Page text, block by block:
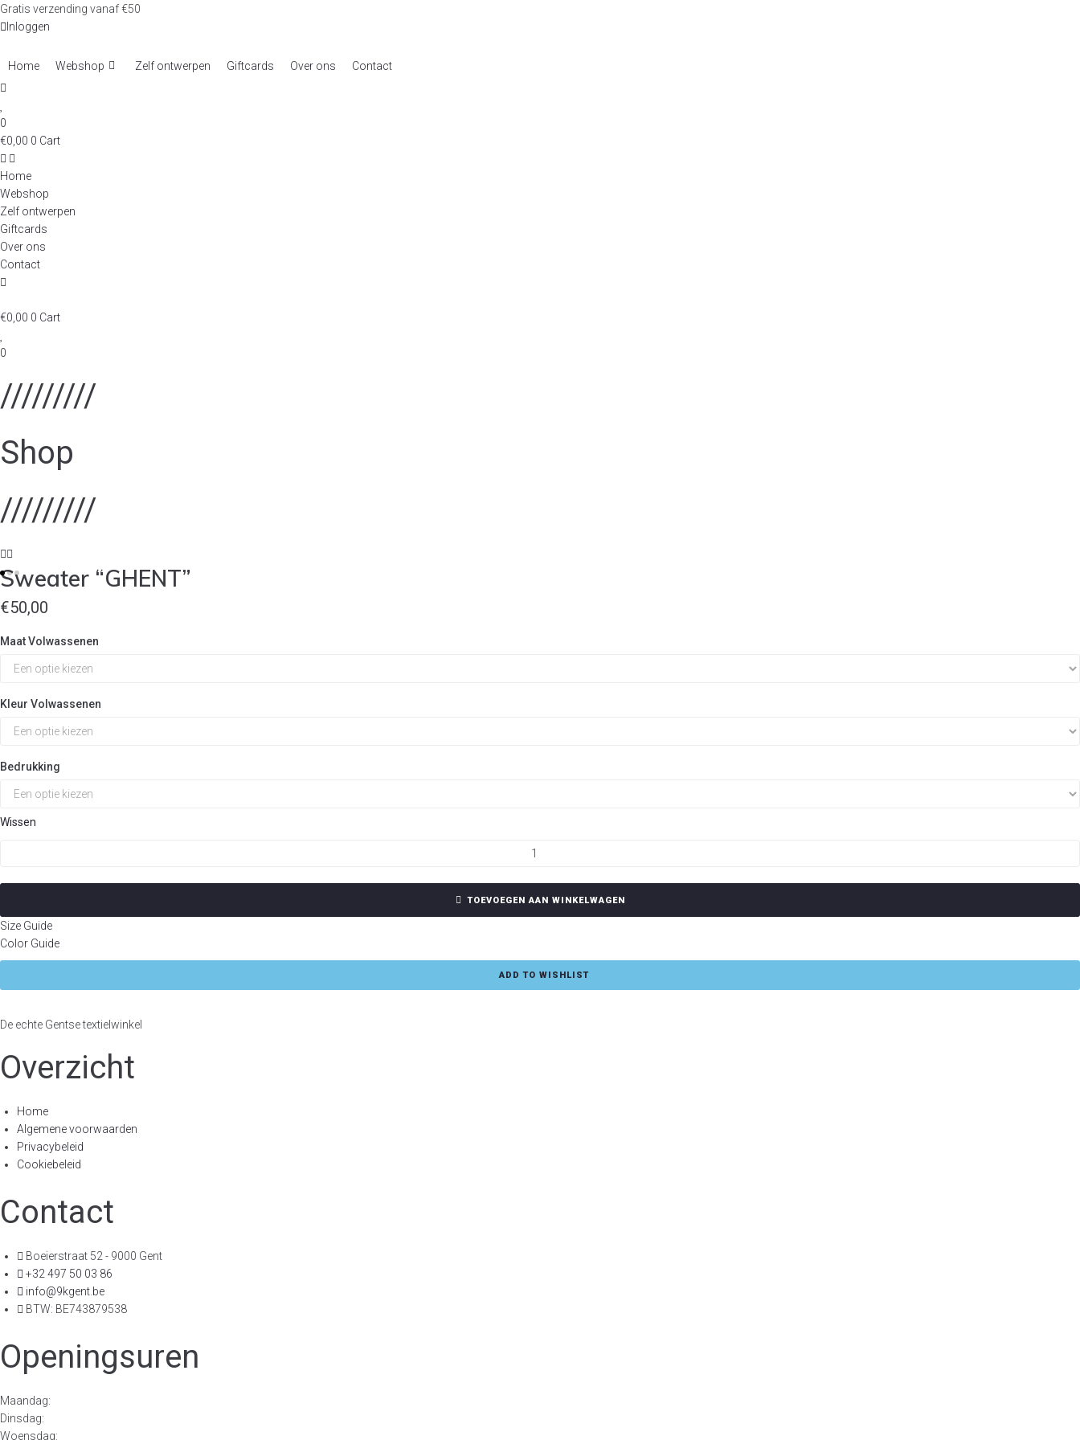
Skip
to
Gratis verzending vanaf €50
Inloggen
Home Webshop Zelf ontwerpen Giftcards Over ons Contact
0
€0,00 0 Cart
Home
Webshop
Zelf ontwerpen
Giftcards
Over ons
Contact
€0,00 0 Cart
0
/////////
Shop
/////////
Sweater “GHENT”
€50,00
Maat Volwassenen
Kleur Volwassenen
Bedrukking
Wissen
aantal
TOEVOEGEN AAN WINKELWAGEN
Size Guide
Color Guide
ADD TO WISHLIST
De echte Gentse textielwinkel
Overzicht
Home
Algemene voorwaarden
Privacybeleid
Cookiebeleid
Contact
Boeierstraat 52 - 9000 Gent
+32 497 50 03 86
info@9kgent.be
BTW: BE743879538
Openingsuren
Maandag:
Dinsdag:
Woensdag: